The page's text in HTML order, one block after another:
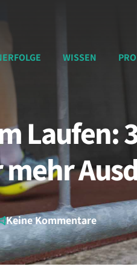
WISSEN
Laufen:
Keine Kommentare